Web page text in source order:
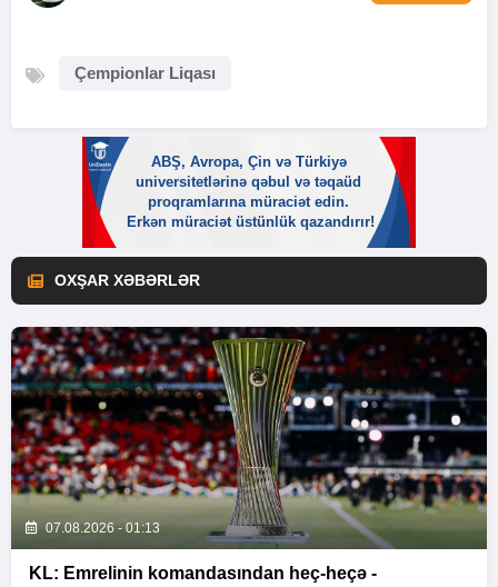
Çempionlar Liqası
OXŞAR XƏBƏRLƏR
07.08.2026 - 01:13
KL: Emrelinin komandasından heç-heçə -